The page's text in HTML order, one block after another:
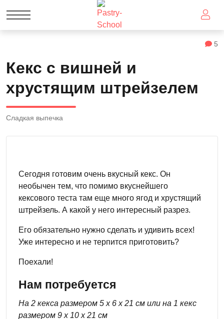
5
Кекс с вишней и
хрустящим штрейзелем
Сладкая выпечка
Сегодня готовим очень вкусный кекс. Он
необычен тем, что помимо вкуснейшего
кексового теста там еще много ягод и хрустящий
штрейзель. А какой у него интересный разрез.
Его обязательно нужно сделать и удивить всех!
Уже интересно и не терпится приготовить?
Поехали!
Нам потребуется
На 2 кекса размером 5 х 6 х 21 см или на 1 кекс
размером 9 х 10 х 21 см